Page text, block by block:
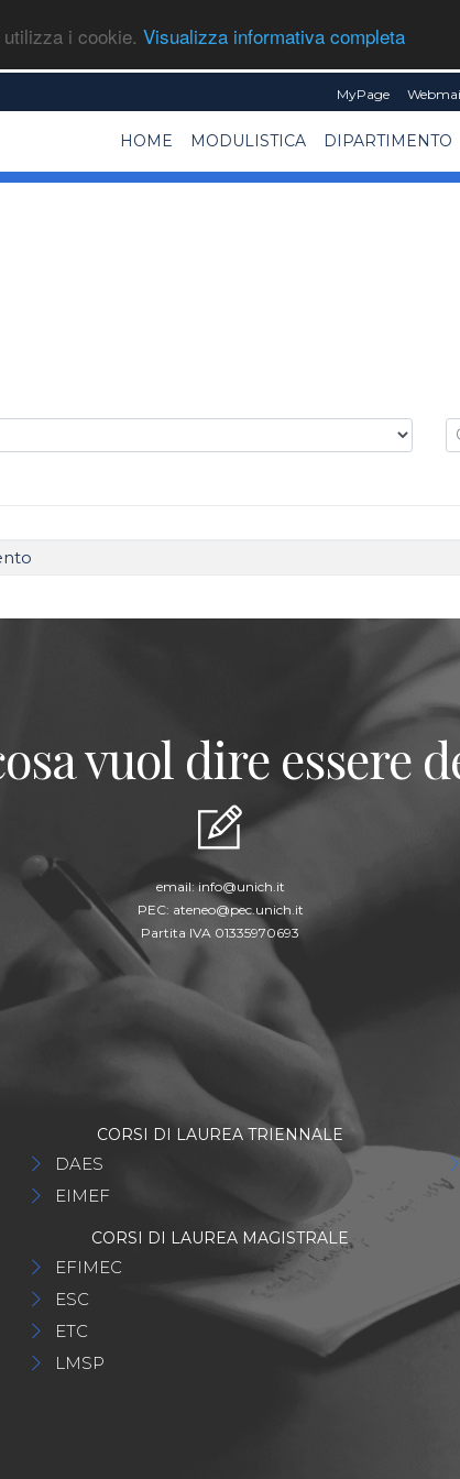
i cookie. Visualizza informativa completa
MyPage
HOME MODULISTICA DIPARTIMENTO
vuol dire essere
email:info@unich.it
PEC: ateneo@pec.unich.it
Partita IVA 01335970693
CORSI DI LAUREA TRIENNALE
DAES
EIMEF
CORSI DI LAUREA MAGISTRALE
EFIMEC
ESC
ETC
LMSP